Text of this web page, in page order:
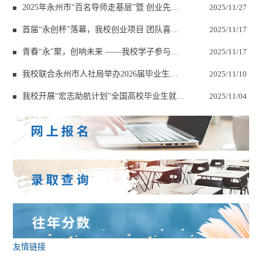
25.6万好岗虚位以待 2025/11/27
2025年永州市“百名导师走基层”暨 创业先锋
进校园活动在我校成功举行 2025/11/17
首届“永创杯”落幕，我校创业项目 团队喜获
银奖 2025/11/17
青春“永”聚，创响未来 ——我校学子参与
2025 年永州市百名导师走基层活动 2025/11/10
我校联合永州市人社局举办2026届毕业生秋
季供需见面会 2025/11/04
我校开展“宏志助航计划”全国高校毕业生就业
能力培训活动
友情链接